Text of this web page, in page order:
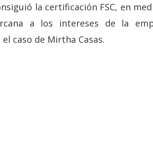
la certificación FSC, en
a los intereses de la
caso de Mirtha Casas.